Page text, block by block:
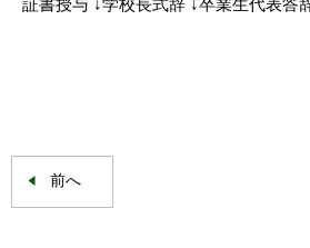
証書授与 ↓学校長式辞 ↓卒業生代表答
前へ